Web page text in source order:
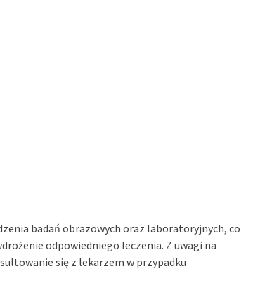
badań obrazowych oraz laboratoryjnych, co
odpowiedniego leczenia. Z uwagi na
się z lekarzem w przypadku